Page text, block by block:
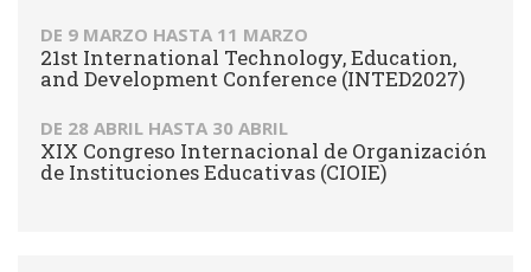
DE 9 MARZO HASTA 11 MARZO
21st International Technology, Education,
and Development Conference (INTED2027)
DE 28 ABRIL HASTA 30 ABRIL
XIX Congreso Internacional de Organización
de Instituciones Educativas (CIOIE)